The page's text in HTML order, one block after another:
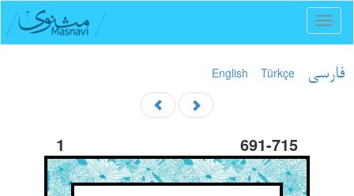
English Türkçe فارسی
1 691-715